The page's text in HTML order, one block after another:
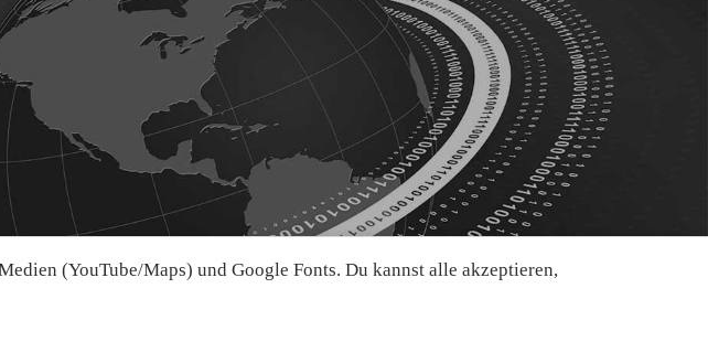
(YouTube/Maps) und Google Fonts. Du kannst alle akzeptieren,